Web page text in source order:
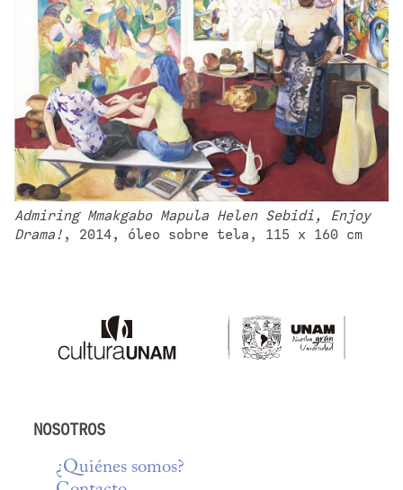
Admiring Mmakgabo Mapula Helen Sebidi, Enjoy
Drama!, 2014, óleo sobre tela, 115 x 160 cm
NOSOTROS
¿Quiénes somos?